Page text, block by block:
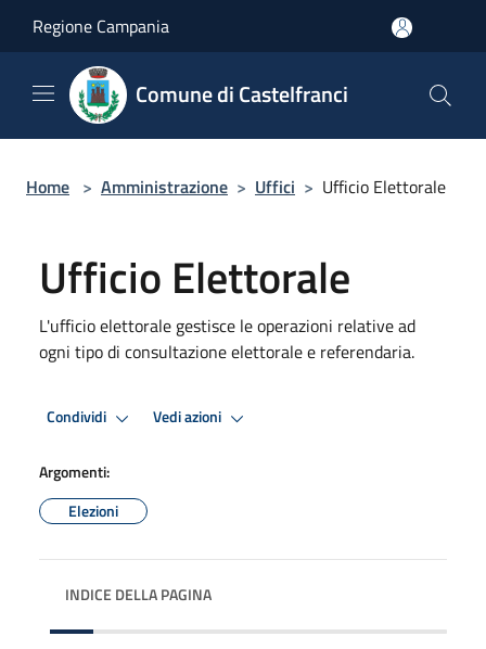
Regione Campania
Comune di Castelfranci
Home > Amministrazione > Uffici > Ufficio Elettorale
Ufficio Elettorale
L'ufficio elettorale gestisce le operazioni relative ad
ogni tipo di consultazione elettorale e referendaria.
Condividi Vedi azioni
Argomenti:
Elezioni
INDICE DELLA PAGINA